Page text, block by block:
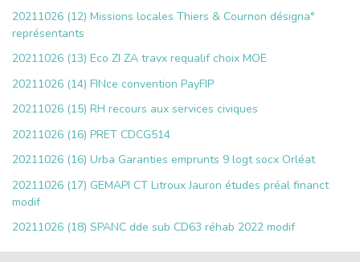
20211026 (12) Missions locales Thiers & Cournon désigna°
représentants
20211026 (13) Eco ZI ZA travx requalif choix MOE
20211026 (14) FINce convention PayFIP
20211026 (15) RH recours aux services civiques
20211026 (16) PRET CDCG514
20211026 (16) Urba Garanties emprunts 9 logt socx Orléat
20211026 (17) GEMAPI CT Litroux Jauron études préal financt
modif
20211026 (18) SPANC dde sub CD63 réhab 2022 modif